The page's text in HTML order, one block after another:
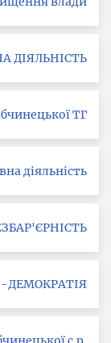
РЕГУЛЯТОРНА ДІЯЛЬНІСТЬ
ТГ
діяльність
-ДЕМОКРАТІЯ